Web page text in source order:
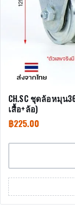
CH.SC ชุดล้อหมุน
เสื้อ+ล้อ)
฿225.00